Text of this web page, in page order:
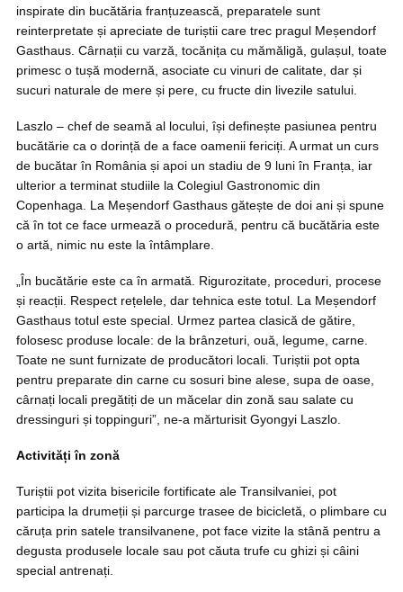
inspirate din bucătăria franțuzească, preparatele sunt
reinterpretate și apreciate de turiștii care trec pragul Meșendorf
Gasthaus. Cârnații cu varză, tocănița cu mămăligă, gulașul, toate
primesc o tușă modernă, asociate cu vinuri de calitate, dar și
sucuri naturale de mere și pere, cu fructe din livezile satului.
Laszlo – chef de seamă al locului, își definește pasiunea pentru
bucătărie ca o dorință de a face oamenii fericiți. A urmat un curs
de bucătar în România și apoi un stadiu de 9 luni în Franța, iar
ulterior a terminat studiile la Colegiul Gastronomic din
Copenhaga. La Meșendorf Gasthaus gătește de doi ani și spune
că în tot ce face urmează o procedură, pentru că bucătăria este
o artă, nimic nu este la întâmplare.
„În bucătărie este ca în armată. Rigurozitate, proceduri, procese
și reacții. Respect rețelele, dar tehnica este totul. La Meșendorf
Gasthaus totul este special. Urmez partea clasică de gătire,
folosesc produse locale: de la brânzeturi, ouă, legume, carne.
Toate ne sunt furnizate de producători locali. Turiștii pot opta
pentru preparate din carne cu sosuri bine alese, supa de oase,
cârnați locali pregătiți de un măcelar din zonă sau salate cu
dressinguri și toppinguri”, ne-a mărturisit Gyongyi Laszlo.
Activități în zonă
Turiștii pot vizita bisericile fortificate ale Transilvaniei, pot
participa la drumeții și parcurge trasee de bicicletă, o plimbare cu
căruța prin satele transilvanene, pot face vizite la stână pentru a
degusta produsele locale sau pot căuta trufe cu ghizi și câini
special antrenați.